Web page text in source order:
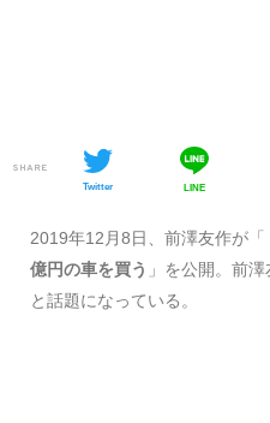
SHARE
Twitter LINE
2019年12月8日、前澤友作が「
億円の車を買う 」を公開。前
と話題になっている。